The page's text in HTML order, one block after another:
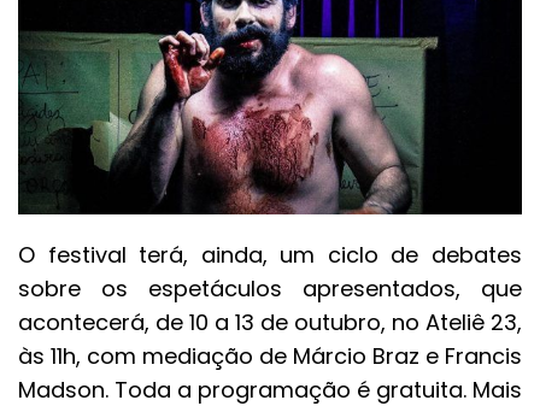
O festival terá, ainda, um ciclo de debates
sobre os espetáculos apresentados, que
acontecerá, de 10 a 13 de outubro, no Ateliê 23,
às 11h, com mediação de Márcio Braz e Francis
Madson. Toda a programação é gratuita. Mais